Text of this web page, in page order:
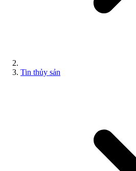
Tin thủy sản